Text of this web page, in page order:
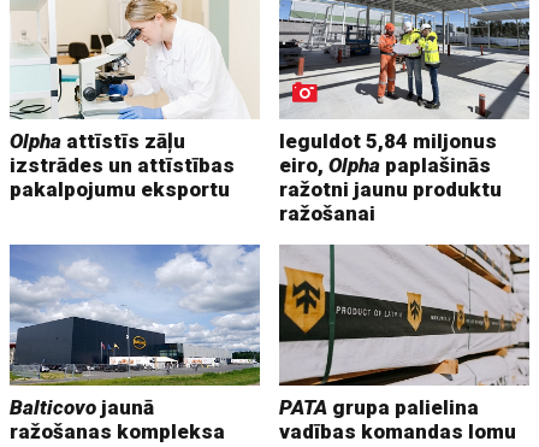
Olpha attīstīs zāļu
izstrādes un attīstības
pakalpojumu eksportu
Ieguldot 5,84 miljonus
eiro,Olpha paplašinās
ražotni jaunu produktu
ražošanai
Balticovo jaunā
ražošanas kompleksa
PATA grupa palielina
vadības komandas lomu